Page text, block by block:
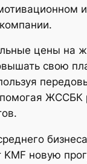
цены на
свою
ЖССБК
новую